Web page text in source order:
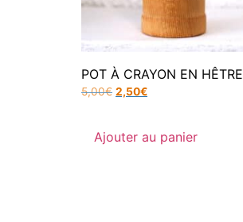
POT À CRAYON EN HÊTRE
5,00€ 2,50€
Ajouter au panier